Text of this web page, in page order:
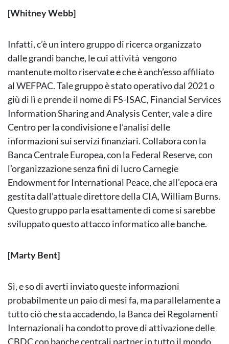
[Whitney Webb]
Infatti, c’è un intero gruppo di ricerca organizzato
dalle grandi banche, le cui attività vengono
mantenute molto riservate e che è anch’esso affiliato
al WEFPAC. Tale gruppo è stato operativo dal 2021 o
giù di lì e prende il nome di FS-ISAC, Financial Services
Information Sharing and Analysis Center, vale a dire
Centro per la condivisione e l’analisi delle
informazioni sui servizi finanziari. Collabora con la
Banca Centrale Europea, con la Federal Reserve, con
l’organizzazione senza fini di lucro Carnegie
Endowment for International Peace, che all’epoca era
gestita dall’attuale direttore della CIA, William Burns.
Questo gruppo parla esattamente di come si sarebbe
sviluppato questo attacco informatico alle banche.
[Marty Bent]
Sì, e so di averti inviato queste informazioni
probabilmente un paio di mesi fa, ma parallelamente a
tutto ciò che sta accadendo, la Banca dei Regolamenti
Internazionali ha condotto prove di attivazione delle
CBDC con banche centrali partner in tutto il mondo,